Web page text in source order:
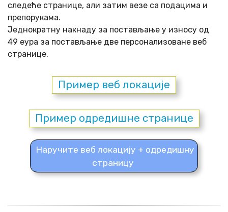
следеће странице, али затим везе са подацима и
препорукама.
Једнократну накнаду за постављање у износу од
49 еура за постављање две персонализоване веб
странице.
Пример веб локације
Пример одредишне странице
Наручите веб локацију + одредишну
страницу